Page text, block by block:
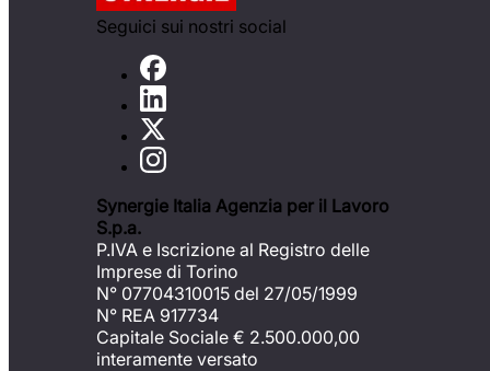
Seguici sui nostri social
Synergie Italia Agenzia per il Lavoro
S.p.a.
P.IVA e Iscrizione al Registro delle
Imprese di Torino
N° 07704310015 del 27/05/1999
N° REA 917734
Capitale Sociale € 2.500.000,00
interamente versato